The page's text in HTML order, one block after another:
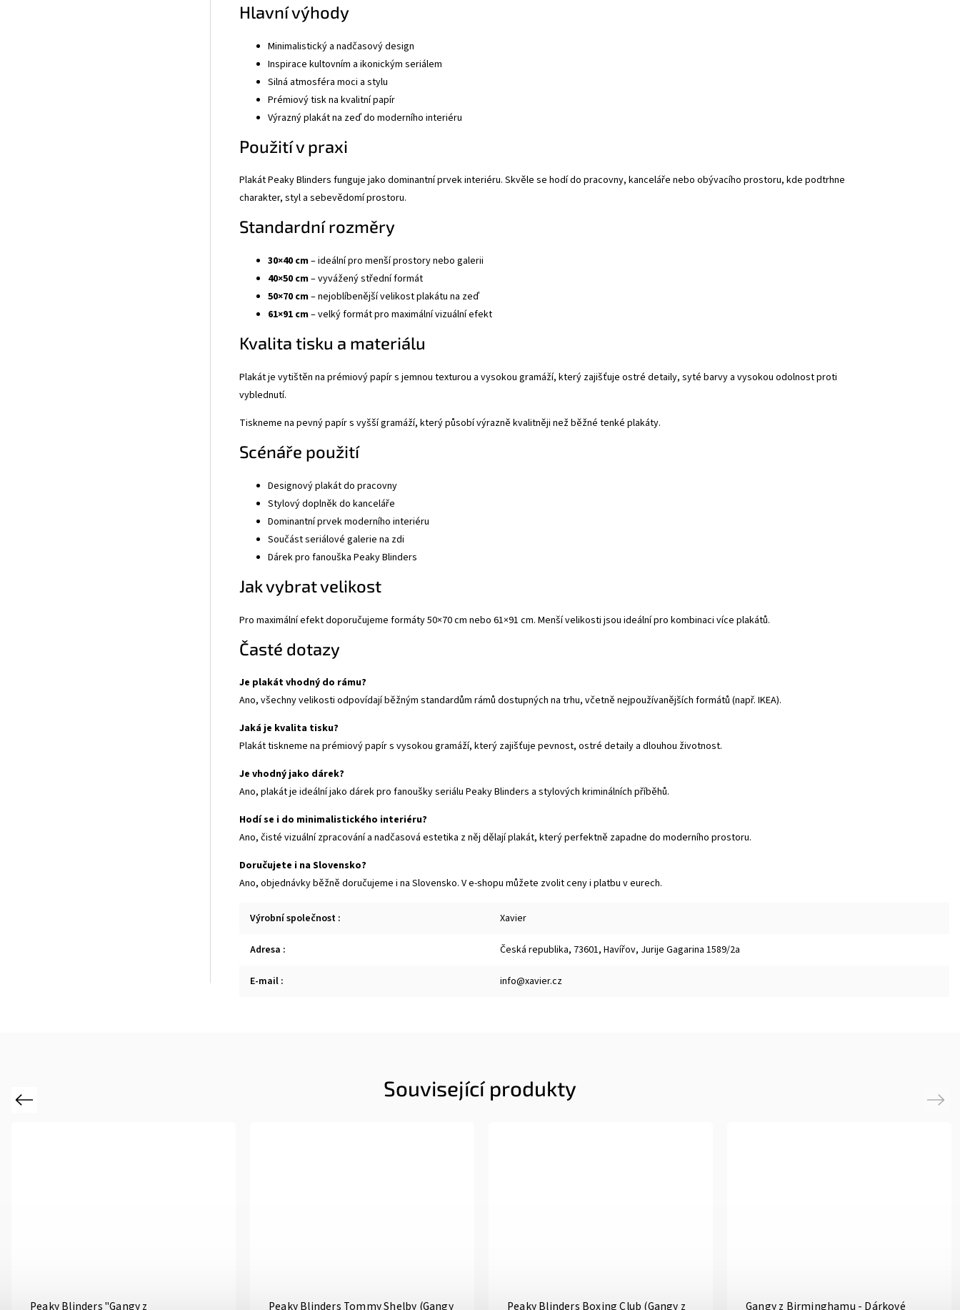
Hlavní výhody
Minimalistický a nadčasový design
Inspirace kultovním a ikonickým seriálem
Silná atmosféra moci a stylu
Prémiový tisk na kvalitní papír
Výrazný plakát na zeď do moderního interiéru
Použití v praxi
Plakát Peaky Blinders funguje jako dominantní prvek interiéru. Skvěle se hodí do pracovny, kanceláře nebo obývacího prostoru, kde podtrhne
charakter, styl a sebevědomí prostoru.
Standardní rozměry
30×40 cm– ideální pro menší prostory nebo galerii
40×50 cm– vyvážený střední formát
50×70 cm– nejoblíbenější velikost plakátu na zeď
61×91 cm– velký formát pro maximální vizuální efekt
Kvalita tisku a materiálu
Plakát je vytištěn na prémiový papír s jemnou texturou a vysokou gramáží, který zajišťuje ostré detaily, syté barvy a vysokou odolnost proti
vyblednutí.
Tiskneme na pevný papír s vyšší gramáží, který působí výrazně kvalitněji než běžné tenké plakáty.
Scénáře použití
Designový plakát do pracovny
Stylový doplněk do kanceláře
Dominantní prvek moderního interiéru
Součást seriálové galerie na zdi
Dárek pro fanouška Peaky Blinders
Jak vybrat velikost
Pro maximální efekt doporučujeme formáty 50×70 cm nebo 61×91 cm. Menší velikosti jsou ideální pro kombinaci více plakátů.
Časté dotazy
Je plakát vhodný do rámu?
Ano, všechny velikosti odpovídají běžným standardům rámů dostupných na trhu, včetně nejpoužívanějších formátů (např. IKEA).
Jaká je kvalita tisku?
Plakát tiskneme na prémiový papír s vysokou gramáží, který zajišťuje pevnost, ostré detaily a dlouhou životnost.
Je vhodný jako dárek?
Ano, plakát je ideální jako dárek pro fanoušky seriálu Peaky Blinders a stylových kriminálních příběhů.
Hodí se i do minimalistického interiéru?
Ano, čisté vizuální zpracování a nadčasová estetika z něj dělají plakát, který perfektně zapadne do moderního prostoru.
Doručujete i na Slovensko?
Ano, objednávky běžně doručujeme i na Slovensko. V e-shopu můžete zvolit ceny i platbu v eurech.
Výrobní společnost : Xavier
Adresa : Česká republika, 73601, Havířov, Jurije Gagarina 1589/2a
E-mail : info@xavier.cz
Související produkty
Previous
Peaky Blinders "Gangy z Peaky Blinders Tommy Shelby (Gangy Peaky Blinders Boxing Club (Gangy z Gangy z Birminghamu - Dárkové
Next